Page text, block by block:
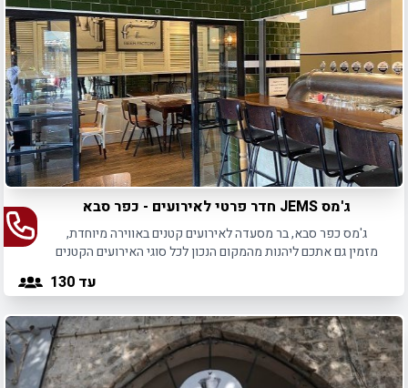
ג'מס JEMS חדר פרטי לאירועים - כפר סבא
ג'מס כפר סבא, בר מסעדה לאירועים קטנים באווירה מיוחדת,
מזמין גם אתכם ליהנות מהמקום הנכון לכל סוגי האירועים הקטנים
עד 130